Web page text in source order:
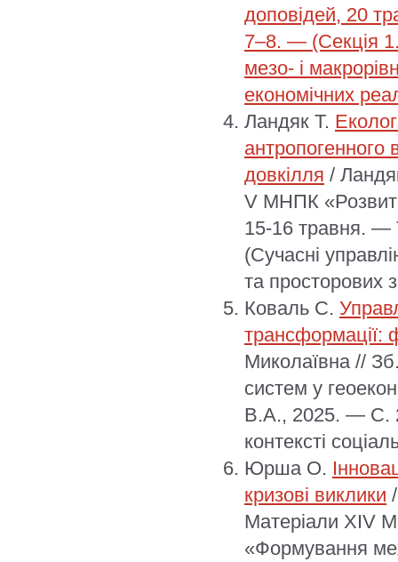
доповідей, 20
7–8. — (Секція 1.
мезо- і
економічних
Ландяк Т.
антропогенного
довкілля /
V МНПК
15-16 травня.
(Сучасні
та просторових
Коваль С.
трансформації:
Миколаївна //
систем у
В.А., 2025. — С.
контексті
Юрша О.
кризові виклики
Матеріали XІV
«Формування